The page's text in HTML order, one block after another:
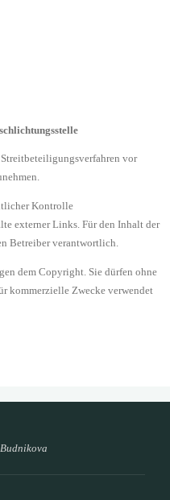
vor
Kontrolle
externer Links. Für den Inhalt der
Betreiber verantwortlich.
dem Copyright. Sie dürfen ohne
kommerzielle Zwecke verwendet